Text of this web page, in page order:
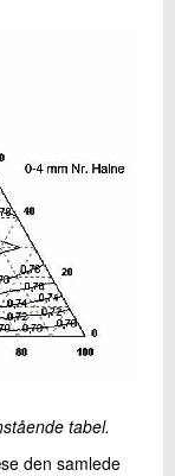
tabel.
den samlede